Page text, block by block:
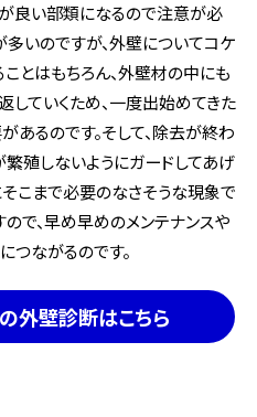
良い部類になるので注意が必
多いのですが、外壁についてコケ
とはもちろん、外壁材の中にも
していくため、一度出始めてきた
あるのです。そして、除去が終わ
殖しないようにガードしてあげ
こまで必要のなさそうな現象で
で、早め早めのメンテナンスや
つながるのです。
外壁診断はこちら